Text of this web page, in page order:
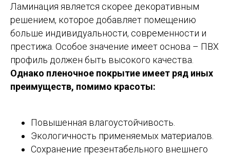
Ламинация является скорее декоративным
решением, которое добавляет помещению
больше индивидуальности, современности и
престижа. Особое значение имеет основа – ПВХ
профиль должен быть высокого качества.
Однако пленочное покрытие имеет ряд иных
преимуществ, помимо красоты:
Повышенная влагоустойчивость.
Экологичность применяемых материалов.
Сохранение презентабельного внешнего